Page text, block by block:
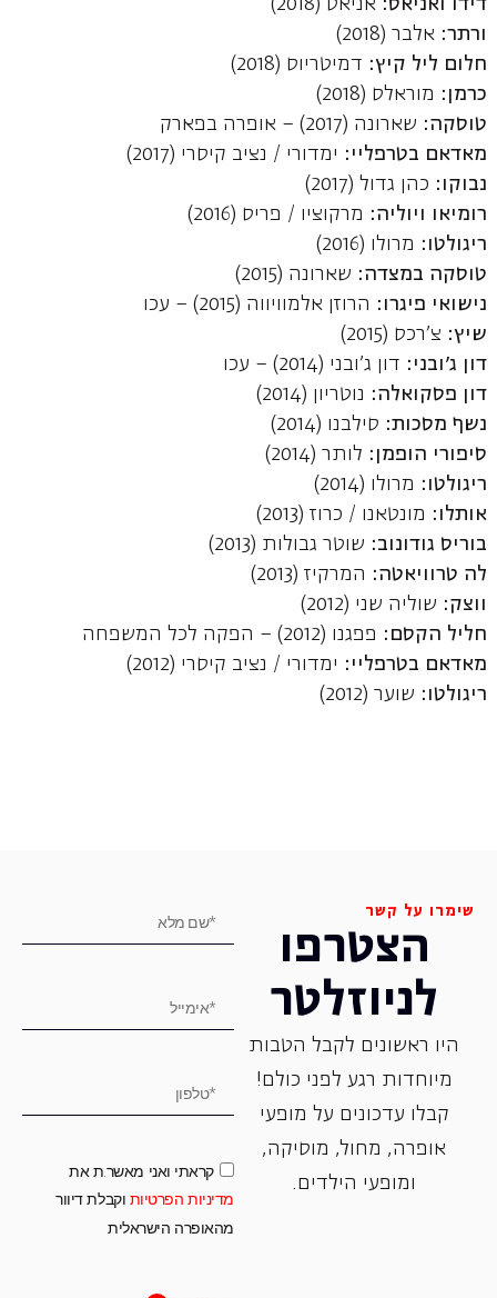
דידו ואניאס: אניאס (2018)
ורתר: אלבר (2018)
חלום ליל קיץ: דמיטריוס (2018)
כרמן: מוראלס (2018)
טוסקה: שארונה (2017) – אופרה בפארק
מאדאם בטרפליי: ימדורי / נציב קיסרי (2017)
נבוקו: כהן גדול (2017)
רומיאו ויוליה: מרקוציו / פריס (2016)
ריגולטו: מרולו (2016)
טוסקה במצדה: שארונה (2015)
נישואי פיגרו: הרוזן אלמוויווה (2015) – עכו
שיץ: צ'רכס (2015)
דון ג'ובני: דון ג'ובני (2014) – עכו
דון פסקואלה: נוטריון (2014)
נשף מסכות: סילבנו (2014)
סיפורי הופמן: לותר (2014)
ריגולטו: מרולו (2014)
אותלו: מונטאנו / כרוז (2013)
בוריס גודונוב: שוטר גבולות (2013)
לה טרוויאטה: המרקיז (2013)
ווצק: שוליה שני (2012)
חליל הקסם: פפגנו (2012) – הפקה לכל המשפחה
מאדאם בטרפליי: ימדורי / נציב קיסרי (2012)
ריגולטו: שוער (2012)
שימרו על קשר
הצטרפו
לניוזלטר
היו ראשונים לקבל הטבות
מיוחדות רגע לפני כולם!
קבלו עדכונים על מופעי
אופרה, ‏מחול, ‏מוסיקה,
ומופעי הילדים.
קראתי ואני מאשר.ת את
מדיניות הפרטיות וקבלת דיוור
מהאופרה הישראלית